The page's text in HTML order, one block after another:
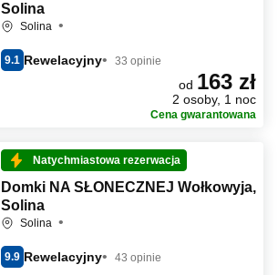
Solina
Solina
9.1 Rewelacyjny 33 opinie
od 163 zł
2 osoby, 1 noc
Cena gwarantowana
Natychmiastowa rezerwacja
Domki NA SŁONECZNEJ Wołkowyja,
Solina
Solina
9.9 Rewelacyjny 43 opinie